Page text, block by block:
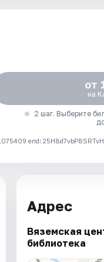
от
на
2 шаг. Выберите
erid:
Адрес
Вяземская
библиотека